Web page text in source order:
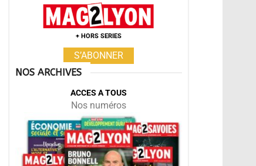
+ HORS SERIES
S’ABONNER
NOS ARCHIVES
ACCES A TOUS
Nos numéros